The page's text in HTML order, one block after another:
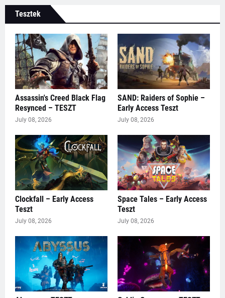
Tesztek
Assassin's Creed Black Flag
Resynced – TESZT
July 08, 2026
SAND: Raiders of Sophie –
Early Access Teszt
July 08, 2026
Clockfall – Early Access
Teszt
July 08, 2026
Space Tales – Early Access
Teszt
July 08, 2026